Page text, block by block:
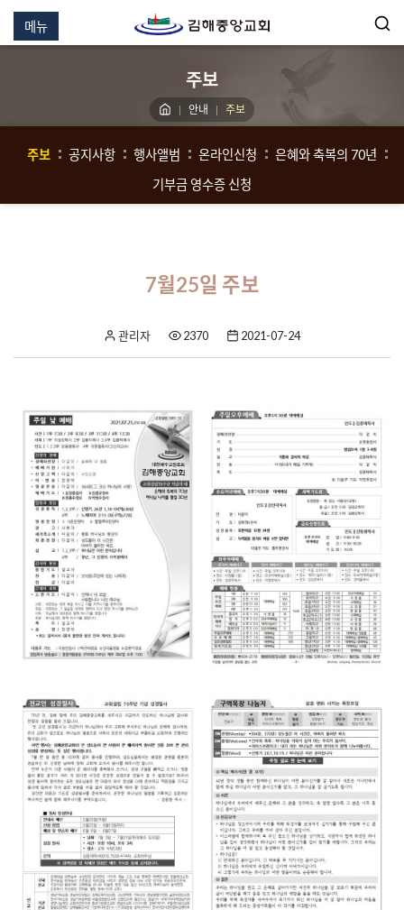
메뉴
주보
안내 주보
주보 공지사항 행사앨범 온라인신청
은혜와 축복의 70년
기부금 영수증 신청
7월25일 주보
관리자 2370 2021-07-24